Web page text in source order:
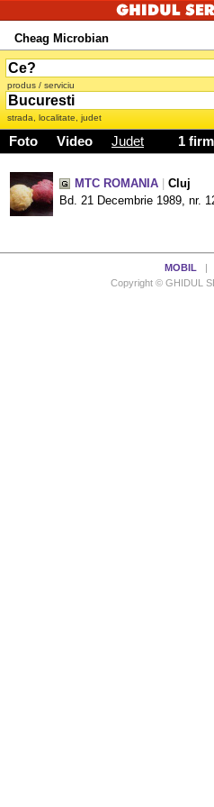
Cheag Microbian
produs / serviciu
strada, localitate, judet
Foto Video Judet 1
MTC ROMANIA
Cluj
Bd. 21 Decembrie 1989, nr.
MOBIL
Copyright © GHIDUL